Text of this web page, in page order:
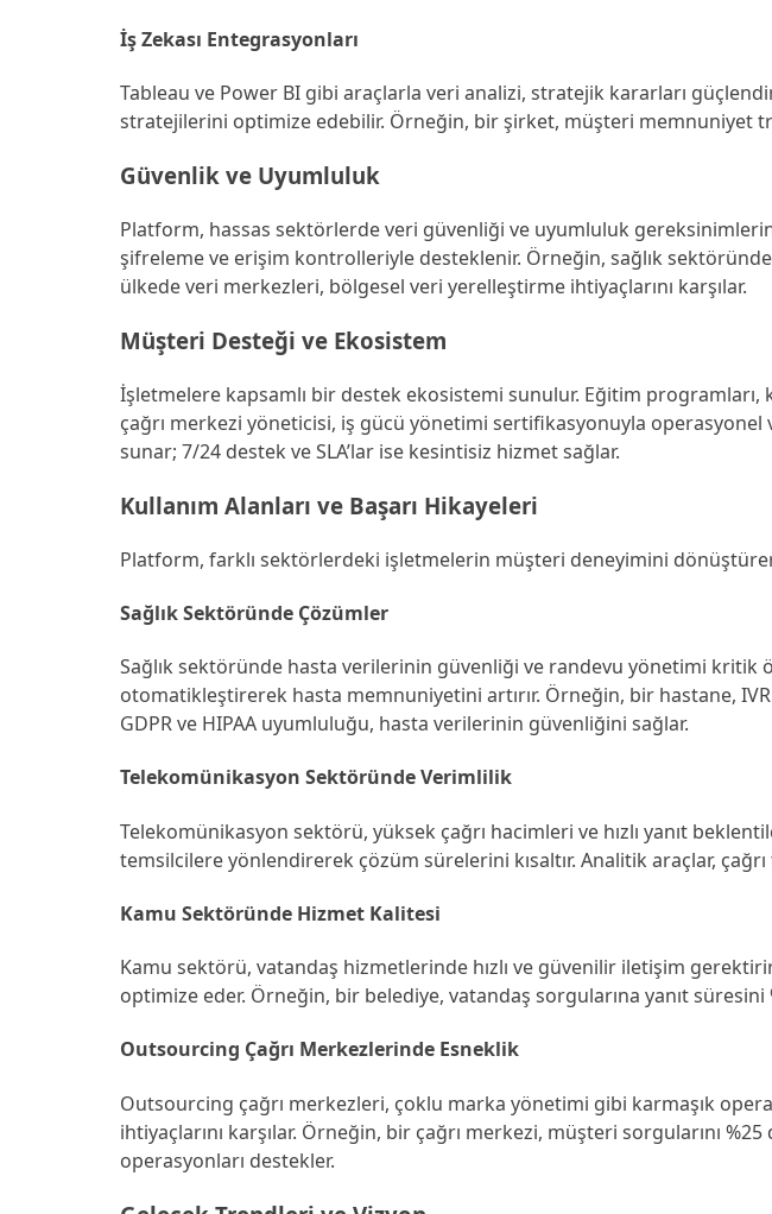
İş Zekası Entegrasyonları
Tableau ve Power BI gibi araçlarla veri analizi, stratejik kararları
stratejilerini optimize edebilir. Örneğin, bir şirket, müşteri memnuniyet
Güvenlik ve Uyumluluk
Platform, hassas sektörlerde veri güvenliği ve uyumluluk
şifreleme ve erişim kontrolleriyle desteklenir. Örneğin, sağlık
ülkede veri merkezleri, bölgesel veri yerelleştirme ihtiyaçlarını karşılar.
Müşteri Desteği ve Ekosistem
İşletmelere kapsamlı bir destek ekosistemi sunulur. Eğitim
çağrı merkezi yöneticisi, iş gücü yönetimi sertifikasyonuyla operasyonel
sunar; 7/24 destek ve SLA’lar ise kesintisiz hizmet sağlar.
Kullanım Alanları ve Başarı Hikayeleri
Platform, farklı sektörlerdeki işletmelerin müşteri deneyimini
Sağlık Sektöründe Çözümler
Sağlık sektöründe hasta verilerinin güvenliği ve randevu yönetimi kritik
otomatikleştirerek hasta memnuniyetini artırır. Örneğin, bir hastane,
GDPR ve HIPAA uyumluluğu, hasta verilerinin güvenliğini sağlar.
Telekomünikasyon Sektöründe Verimlilik
Telekomünikasyon sektörü, yüksek çağrı hacimleri ve hızlı yanıt
temsilcilere yönlendirerek çözüm sürelerini kısaltır. Analitik araçlar,
Kamu Sektöründe Hizmet Kalitesi
Kamu sektörü, vatandaş hizmetlerinde hızlı ve güvenilir iletişim
optimize eder. Örneğin, bir belediye, vatandaş sorgularına yanıt
Outsourcing Çağrı Merkezlerinde Esneklik
Outsourcing çağrı merkezleri, çoklu marka yönetimi gibi karmaşık
ihtiyaçlarını karşılar. Örneğin, bir çağrı merkezi, müşteri sorgularını
operasyonları destekler.